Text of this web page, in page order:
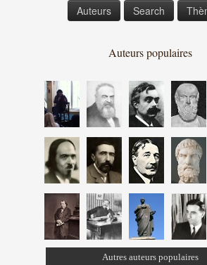
Auteurs Search
Auteurs populaires
Autres auteurs populaires